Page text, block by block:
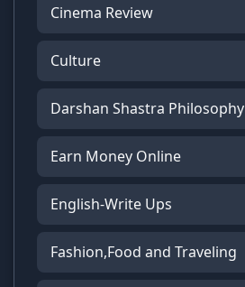
Cinema Review
Culture
Darshan Shastra Philosophy
Earn Money Online
English-Write Ups
Fashion,Food and Traveling